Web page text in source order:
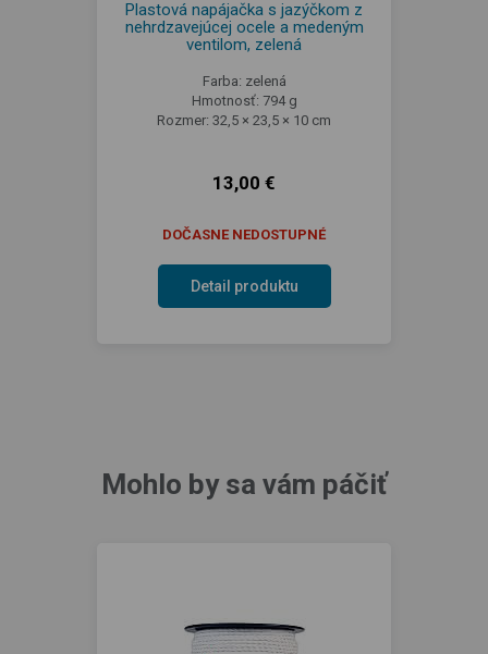
Plastová napájačka s jazýčkom z
nehrdzavejúcej ocele a medeným
ventilom, zelená
Farba: zelená
Hmotnosť: 794 g
Rozmer: 32,5 × 23,5 × 10 cm
13,00 €
DOČASNE NEDOSTUPNÉ
Detail produktu
Mohlo by sa vám páčiť